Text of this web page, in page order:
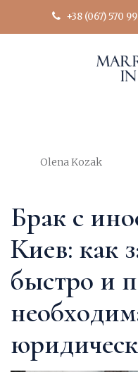
+38 (067) 570
Author
Olena Kozak
Брак с
Киев: как
быстро и